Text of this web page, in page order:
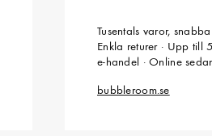
Tusentals varor,
Enkla returer · Upp till
e-handel · Online
bubbleroom.se